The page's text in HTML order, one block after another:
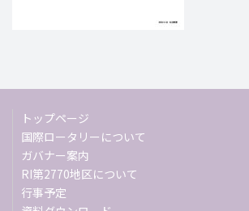
トップページ
国際ロータリーについて
ガバナー案内
RI第2770地区について
行事予定